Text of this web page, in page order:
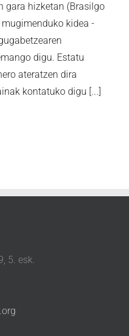
gara hizketan (Brasilgo
mugimenduko kidea -
digu. Estatu
ateratzen dira
kontatuko digu [...]
5. esk.